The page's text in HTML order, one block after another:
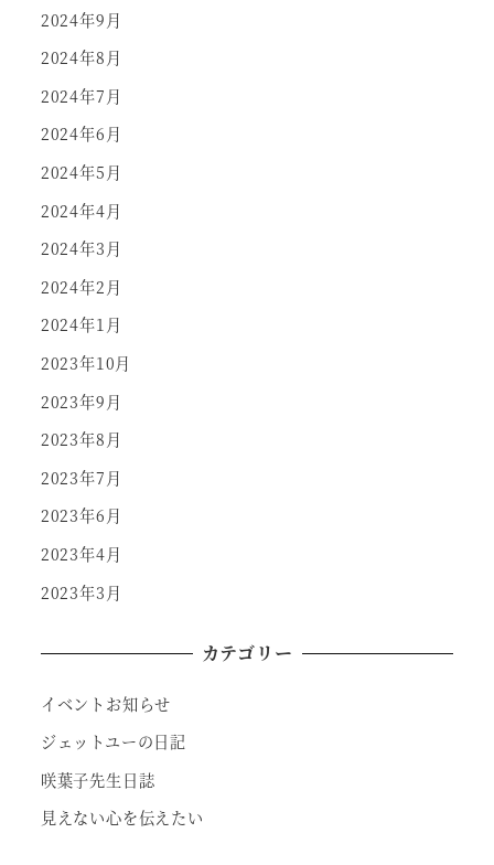
2024年9月
2024年8月
2024年7月
2024年6月
2024年5月
2024年4月
2024年3月
2024年2月
2024年1月
2023年10月
2023年9月
2023年8月
2023年7月
2023年6月
2023年4月
2023年3月
カテゴリー
イベントお知らせ
ジェットユーの日記
咲葉子先生日誌
見えない心を伝えたい